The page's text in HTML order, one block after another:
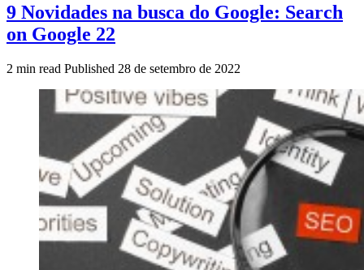
9 Novidades na busca do Google: Search
on Google 22
2 min read Published 28 de setembro de 2022